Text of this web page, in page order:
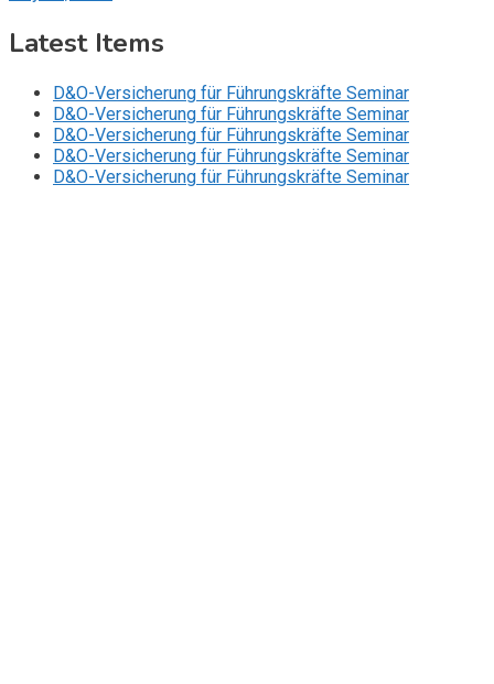
Latest Items
D&O-Versicherung für Führungskräfte Seminar
D&O-Versicherung für Führungskräfte Seminar
D&O-Versicherung für Führungskräfte Seminar
D&O-Versicherung für Führungskräfte Seminar
D&O-Versicherung für Führungskräfte Seminar